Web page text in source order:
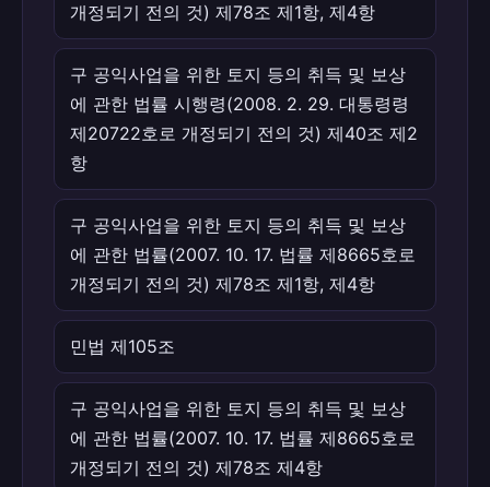
개정되기 전의 것) 제78조 제1항, 제4항
구 공익사업을 위한 토지 등의 취득 및 보상
에 관한 법률 시행령(2008. 2. 29. 대통령령
제20722호로 개정되기 전의 것) 제40조 제2
항
구 공익사업을 위한 토지 등의 취득 및 보상
에 관한 법률(2007. 10. 17. 법률 제8665호로
개정되기 전의 것) 제78조 제1항, 제4항
민법 제105조
구 공익사업을 위한 토지 등의 취득 및 보상
에 관한 법률(2007. 10. 17. 법률 제8665호로
개정되기 전의 것) 제78조 제4항